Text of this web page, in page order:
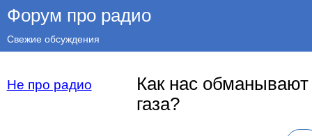
Форум про радио
Свежие обсуждения
Не про радио
Как нас
газа?